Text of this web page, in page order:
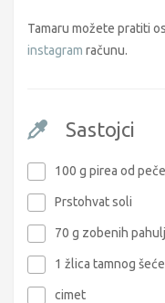
Tamaru možete pratiti
instagram računu.
Sastojci
100 g pirea od
Prstohvat soli
70 g zobenih
1 žlica tamnog
cimet